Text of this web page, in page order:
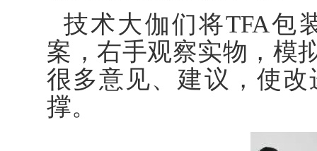
技术大伽们将TFA包
案，右手观察实物，模
很多意见、建议，使
撑。